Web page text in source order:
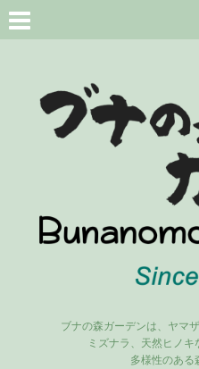
ブナの森ガーデンは、ヤマ
ミズナラ、天然ヒノ
多様性のある